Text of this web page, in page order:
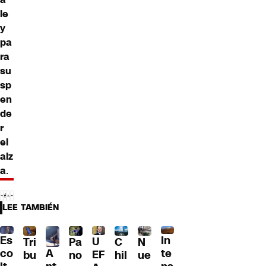
le
y
pa
ra
su
sp
en
de
r
el
alz
a.
LEE TAMBIÉN
Es
co
Tri
bu
A
Pa
no
U
EF
C
hil
N
ue
In
te